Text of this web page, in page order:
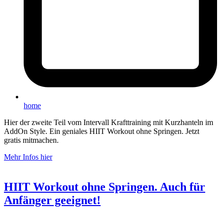
home
Hier der zweite Teil vom Intervall Krafttraining mit Kurzhanteln im
AddOn Style. Ein geniales HIIT Workout ohne Springen. Jetzt
gratis mitmachen.
Mehr Infos hier
HIIT Workout ohne Springen. Auch für
Anfänger geeignet!